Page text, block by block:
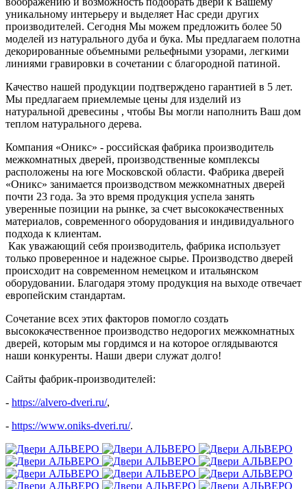
уникальному интерьеру и выделяет Нас среди других
производителей. Сегодня Мы можем предложить более 50
моделей из натурального дуба и бука. Мы предлагаем полотна
декорированные объемными рельефными узорами, легкими
линиями гравировки в сочетании с благородной патиной.
Качество нашей продукции подтверждено гарантией в 5 лет.
Мы предлагаем приемлемые цены для изделий из
натуральной древесины , чтобы Вы могли наполнить Ваш дом
теплом натурального дерева.
Компания «Оникс» - российская фабрика производитель
межкомнатных дверей, производственные комплексы
расположены на юге Московской области. Фабрика дверей
«Оникс» занимается производством межкомнатных дверей
почти 23 года. За это время продукция успела занять
уверенные позиции на рынке, за счет высококачественных
материалов, современного оборудования и индивидуального
подхода к клиентам.
Как уважающий себя производитель, фабрика использует
только проверенное и надежное сырье. Производство дверей
происходит на современном немецком и итальянском
оборудовании. Благодаря этому продукция на выходе отвечает
европейским стандартам.
Сочетание всех этих факторов помогло создать
высококачественное производство недорогих межкомнатных
дверей, которым мы гордимся и на которое оглядываются
наши конкуренты. Наши двери служат долго!
Сайты фабрик-производителей:
- https://alvero-dveri.ru/,
- https://www.oniks-dveri.ru/.